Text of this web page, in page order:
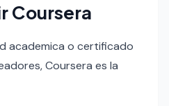
Coursera
academica o certificado
Coursera es la